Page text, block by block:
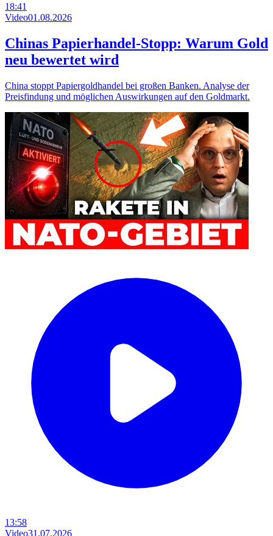
18:41
Video01.08.2026
Chinas Papierhandel-Stopp: Warum Gold
neu bewertet wird
China stoppt Papiergoldhandel bei großen Banken. Analyse der
Preisfindung und möglichen Auswirkungen auf den Goldmarkt.
13:58
Video31.07.2026